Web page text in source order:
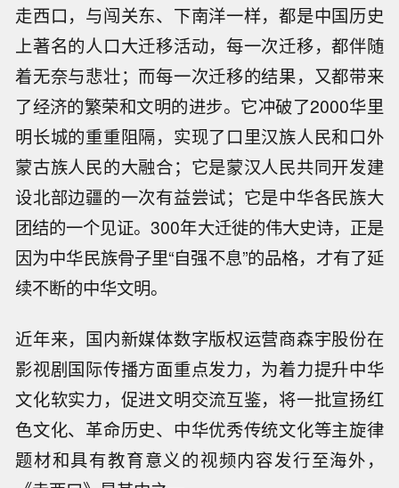
走西口，与闯关东、下南洋一样，都是中国历史
上著名的人口大迁移活动，每一次迁移，都伴随
着无奈与悲壮；而每一次迁移的结果，又都带来
了经济的繁荣和文明的进步。它冲破了2000华里
明长城的重重阻隔，实现了口里汉族人民和口外
蒙古族人民的大融合；它是蒙汉人民共同开发建
设北部边疆的一次有益尝试；它是中华各民族大
团结的一个见证。300年大迁徙的伟大史诗，正是
因为中华民族骨子里“自强不息”的品格，才有了延
续不断的中华文明。
近年来，国内新媒体数字版权运营商森宇股份在
影视剧国际传播方面重点发力，为着力提升中华
文化软实力，促进文明交流互鉴，将一批宣扬红
色文化、革命历史、中华优秀传统文化等主旋律
题材和具有教育意义的视频内容发行至海外，